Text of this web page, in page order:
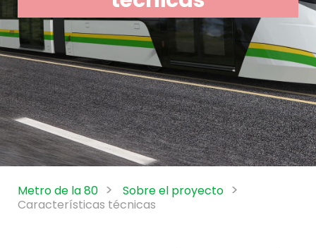
Metro de la 80
Sobre el proyecto
Características técnicas